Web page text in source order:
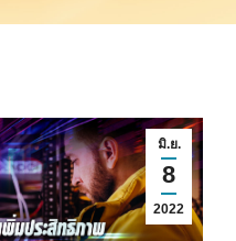
มิ.ย.
8
2022